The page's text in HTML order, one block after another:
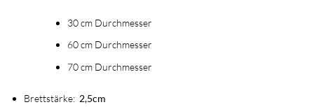
30 cm Durchmesser
60 cm Durchmesser
70 cm Durchmesser
Brettstärke: 2,5cm